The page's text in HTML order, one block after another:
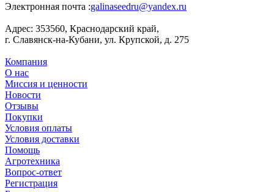
Электронная почта :galinaseedru@yandex.ru
Адрес: 353560, Краснодарский край,
г. Славянск-на-Кубани, ул. Крупской, д. 275
Компания
О нас
Миссия и ценности
Новости
Отзывы
Покупки
Условия оплаты
Условия доставки
Помощь
Агротехника
Вопрос-ответ
Регистрация